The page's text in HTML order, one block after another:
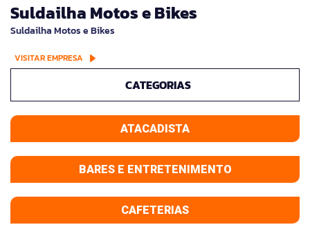
Suldailha Motos e Bikes
Suldailha Motos e Bikes
VISITAR EMPRESA
CATEGORIAS
ATACADISTA
BARES E ENTRETENIMENTO
CAFETERIAS